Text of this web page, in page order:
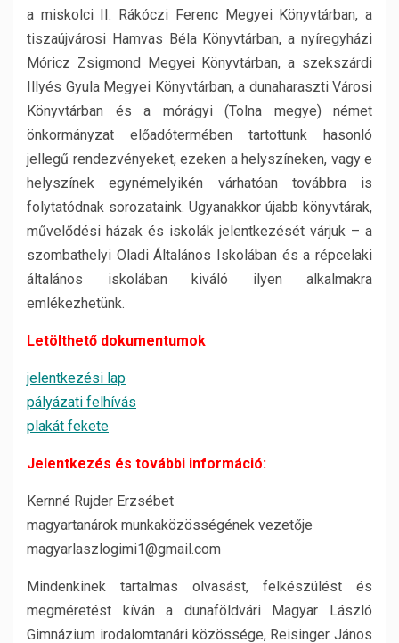
a miskolci II. Rákóczi Ferenc Megyei Könyvtárban, a
tiszaújvárosi Hamvas Béla Könyvtárban, a nyíregyházi
Móricz Zsigmond Megyei Könyvtárban, a szekszárdi
Illyés Gyula Megyei Könyvtárban, a dunaharaszti Városi
Könyvtárban és a mórágyi (Tolna megye) német
önkormányzat előadótermében tartottunk hasonló
jellegű rendezvényeket, ezeken a helyszíneken, vagy e
helyszínek egynémelyikén várhatóan továbbra is
folytatódnak sorozataink. Ugyanakkor újabb könyvtárak,
művelődési házak és iskolák jelentkezését várjuk – a
szombathelyi Oladi Általános Iskolában és a répcelaki
általános iskolában kiváló ilyen alkalmakra
emlékezhetünk.
Letölthető dokumentumok
jelentkezési lap
pályázati felhívás
plakát fekete
Jelentkezés és további információ:
Kernné Rujder Erzsébet
magyartanárok munkaközösségének vezetője
magyarlaszlogimi1@gmail.com
Mindenkinek tartalmas olvasást, felkészülést és
megméretést kíván a dunaföldvári Magyar László
Gimnázium irodalomtanári közössége, Reisinger János